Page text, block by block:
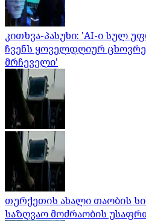
კითხვა-პასუხი: 'AI-ი სულ
ჩვენს ყოველდღიურ
მრჩეველი'
თურქეთის ახალი თაობის
საზღვაო მოძრაობის